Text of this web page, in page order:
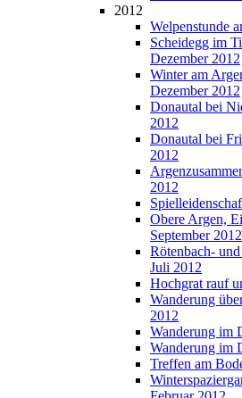
2012
Welpenstunde
Scheidegg im
Dezember 2012
Winter am
Dezember 2012
Donautal bei
2012
Donautal bei
2012
2012
Obere Argen,
September 2012
Rötenbach-
Juli 2012
Hochgrat rauf
Wanderung
2012
Wanderung im
Wanderung im
Treffen am